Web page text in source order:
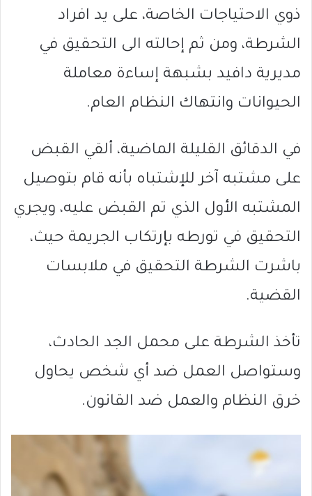
ذوي الاحتياجات الخاصة، على يد افراد
الشرطة، ومن ثم إحالته الى التحقيق في
مديرية دافيد بشبهة إساءة معاملة
الحيوانات وانتهاك النظام العام.
في الدقائق القليلة الماضية، ألقي القبض
على مشتبه آخر للإشتباه بأنه قام بتوصيل
المشتبه الأول الذي تم القبض عليه، ويجري
التحقيق في تورطه بإرتكاب الجريمة حيث،
باشرت الشرطة التحقيق في ملابسات
القضية.
تأخذ الشرطة على محمل الجد الحادث،
وستواصل العمل ضد أي شخص يحاول
خرق النظام والعمل ضد القانون.